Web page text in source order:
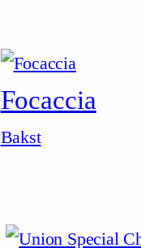
Focaccia
Bakst